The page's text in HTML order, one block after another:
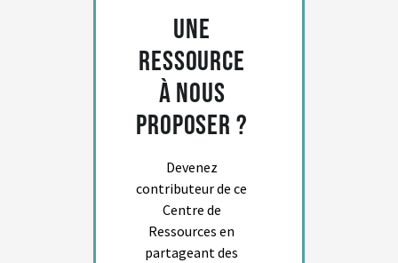
Une
ressource
à nous
proposer ?
Devenez
contributeur de ce
Centre de
Ressources en
partageant des